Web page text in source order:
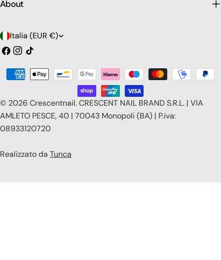
About
P
a
e
/
r
e
Italia (EUR €)
Facebook
Instagram
Tic
© 2026 Crescentnail.CRESCENT NAIL BRAND S.R.L. | VIA
AMLETO PESCE, 40 | 70043 Monopoli (BA) | P.iva:
08933120720
Realizzato da Tunca
Modalità
pagamento